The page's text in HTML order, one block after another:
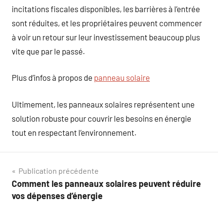
incitations fiscales disponibles, les barrières à l’entrée
sont réduites, et les propriétaires peuvent commencer
à voir un retour sur leur investissement beaucoup plus
vite que par le passé.
Plus d’infos à propos de panneau solaire
Ultimement, les panneaux solaires représentent une
solution robuste pour couvrir les besoins en énergie
tout en respectant l’environnement.
Navigation
de
Publication précédente
Comment les panneaux solaires peuvent réduire
vos dépenses d’énergie